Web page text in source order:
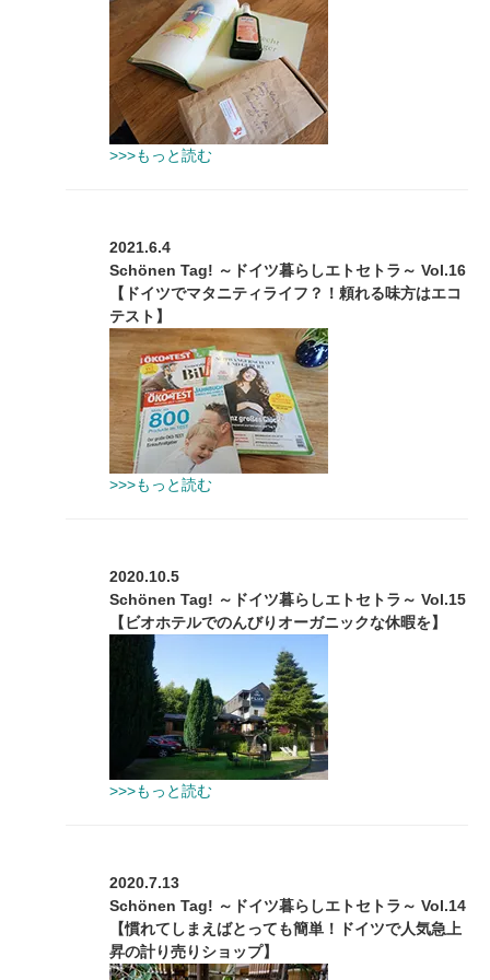
>>>もっと読む
2021.6.4
Schönen Tag! ～ドイツ暮らしエトセトラ～ Vol.16
【ドイツでマタニティライフ？！頼れる味方はエコ
テスト】
>>>もっと読む
2020.10.5
Schönen Tag! ～ドイツ暮らしエトセトラ～ Vol.15
【ビオホテルでのんびりオーガニックな休暇を】
>>>もっと読む
2020.7.13
Schönen Tag! ～ドイツ暮らしエトセトラ～ Vol.14
【慣れてしまえばとっても簡単！ドイツで人気急上
昇の計り売りショップ】